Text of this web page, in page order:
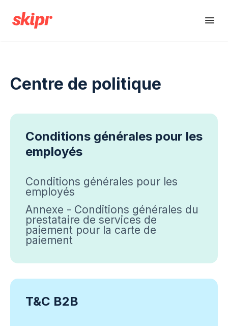
Centre de politique
Conditions générales pour les
employés
Conditions générales pour les
employés
Annexe - Conditions générales du
prestataire de services de
paiement pour la carte de
paiement
T&C B2B